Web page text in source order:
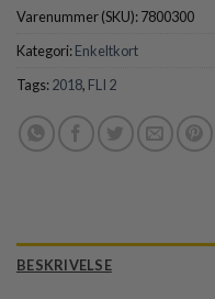
Varenummer (SKU):7800300
Kategori:Enkeltkort
Tags:2018, FLI 2
BESKRIVELSE